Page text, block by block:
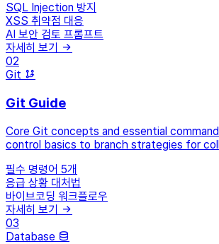
SQL Injection 방지
XSS 취약점 대응
AI 보안 검토 프롬프트
자세히 보기
02
Git
Git Guide
Core Git concepts and essential
control basics to branch strategies for
필수 명령어 5개
응급 상황 대처법
바이브코딩 워크플로우
자세히 보기
03
Database